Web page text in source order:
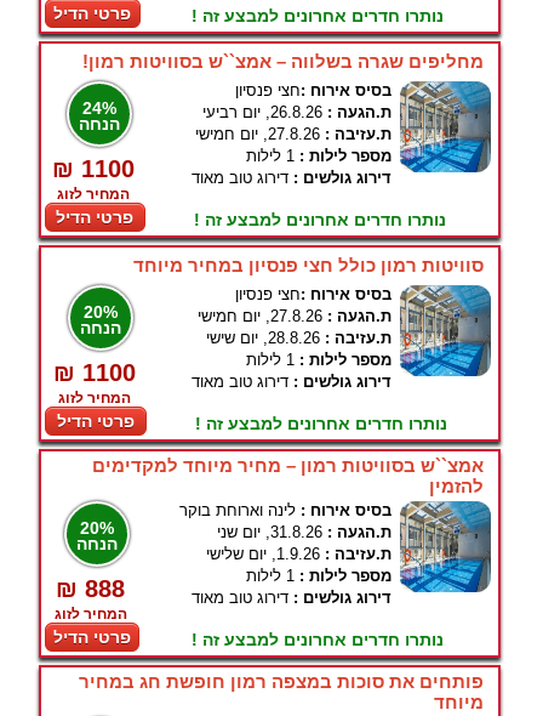
פרטי הדיל נותרו חדרים אחרונים למבצע זה !
מחליפים שגרה בשלווה – אמצ``ש בסוויטות רמון!
24%
הנחה
₪ 1100
המחיר לזוג
פרטי הדיל
בסיס אירוח :חצי פנסיון
ת.הגעה : 26.8.26, יום רביעי
ת.עזיבה : 27.8.26, יום חמישי
מספר לילות : 1 לילות
דירוג גולשים : דירוג טוב מאוד
נותרו חדרים אחרונים למבצע זה !
סוויטות רמון כולל חצי פנסיון במחיר מיוחד
20%
הנחה
₪ 1100
המחיר לזוג
פרטי הדיל
בסיס אירוח :חצי פנסיון
ת.הגעה : 27.8.26, יום חמישי
ת.עזיבה : 28.8.26, יום שישי
מספר לילות : 1 לילות
דירוג גולשים : דירוג טוב מאוד
נותרו חדרים אחרונים למבצע זה !
אמצ``ש בסוויטות רמון – מחיר מיוחד למקדימים
להזמין
20%
הנחה
₪ 888
המחיר לזוג
פרטי הדיל
בסיס אירוח : לינה וארוחת בוקר
ת.הגעה : 31.8.26, יום שני
ת.עזיבה : 1.9.26, יום שלישי
מספר לילות : 1 לילות
דירוג גולשים : דירוג טוב מאוד
נותרו חדרים אחרונים למבצע זה !
פותחים את סוכות במצפה רמון חופשת חג במחיר
מיוחד